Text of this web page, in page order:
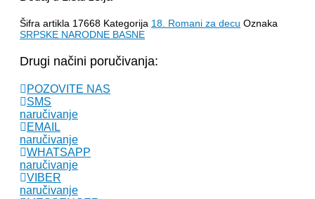
količina
Šifra artikla 17668 Kategorija 18. Romani za decu Oznaka
SRPSKE NARODNE BASNE
Drugi načini poručivanja:
POZOVITE NAS
SMS
naručivanje
EMAIL
naručivanje
WHATSAPP
naručivanje
VIBER
naručivanje